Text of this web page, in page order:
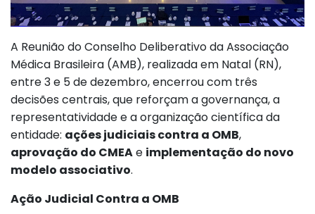
A Reunião do Conselho Deliberativo da Associação
Médica Brasileira (AMB), realizada em Natal (RN),
entre 3 e 5 de dezembro, encerrou com três
decisões centrais, que reforçam a governança, a
representatividade e a organização científica da
entidade: ações judiciais contra a OMB,
aprovação do CMEAe implementação do novo
modelo associativo.
Ação Judicial Contra a OMB